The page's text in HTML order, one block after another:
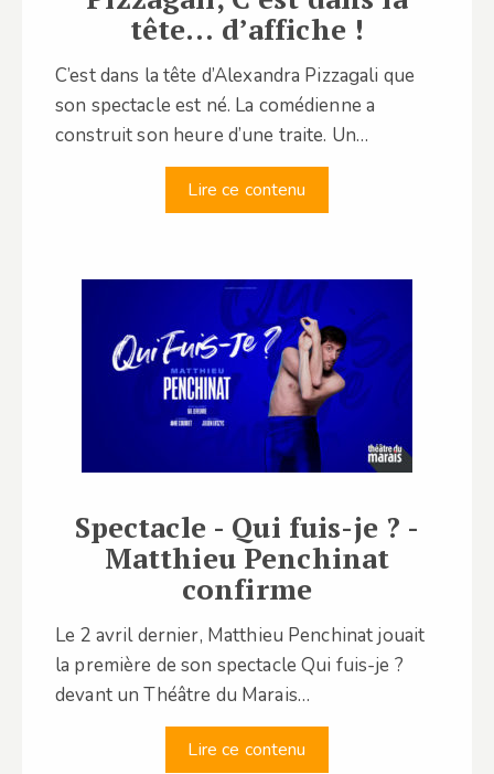
tête… d’affiche !
C’est dans la tête d’Alexandra Pizzagali que
son spectacle est né. La comédienne a
construit son heure d’une traite. Un…
Lire ce contenu
Spectacle - Qui fuis-je ? -
Matthieu Penchinat
confirme
Le 2 avril dernier, Matthieu Penchinat jouait
la première de son spectacle Qui fuis-je ?
devant un Théâtre du Marais…
Lire ce contenu